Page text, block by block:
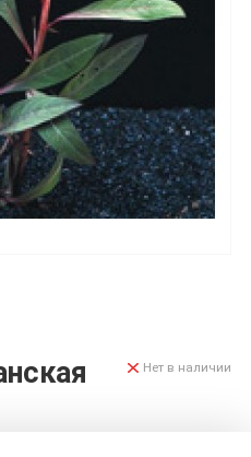
Нет в наличии